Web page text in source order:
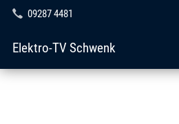
09287 4481
Elektro-TV Schwenk